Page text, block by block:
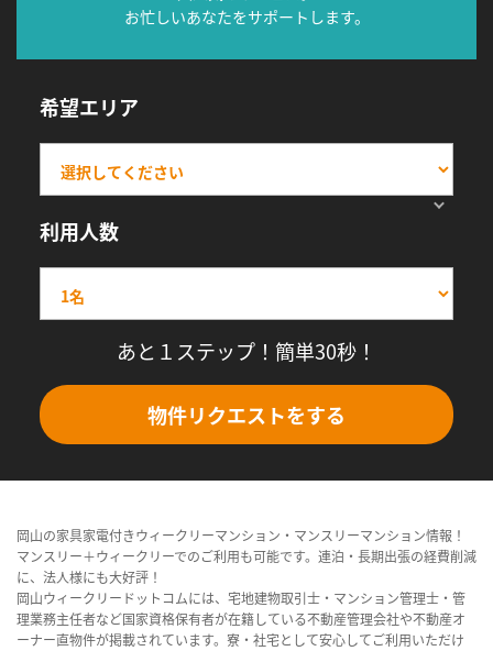
お忙しいあなたをサポートします。
希望エリア
利用人数
あと１ステップ！簡単30秒！
物件リクエストをする
岡山の家具家電付きウィークリーマンション・マンスリーマンション情報！
マンスリー＋ウィークリーでのご利用も可能です。連泊・長期出張の経費削減
に、法人様にも大好評！
岡山ウィークリードットコムには、宅地建物取引士・マンション管理士・管
理業務主任者など国家資格保有者が在籍している不動産管理会社や不動産オ
ーナー直物件が掲載されています。寮・社宅として安心してご利用いただけ